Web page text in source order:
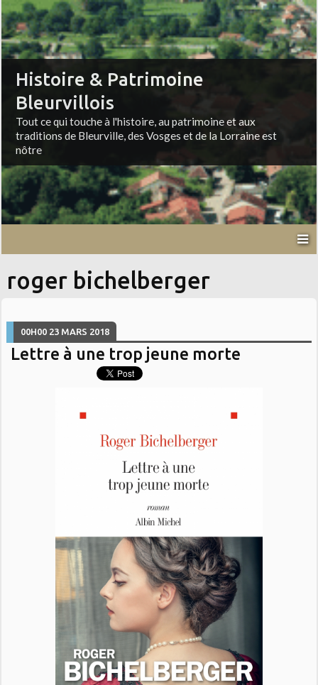
Histoire & Patrimoine
Bleurvillois
Tout ce qui touche à l'histoire, au patrimoine et aux
traditions de Bleurville, des Vosges et de la Lorraine est
nôtre
roger bichelberger
00H00 23 MARS 2018
Lettre à une trop jeune morte